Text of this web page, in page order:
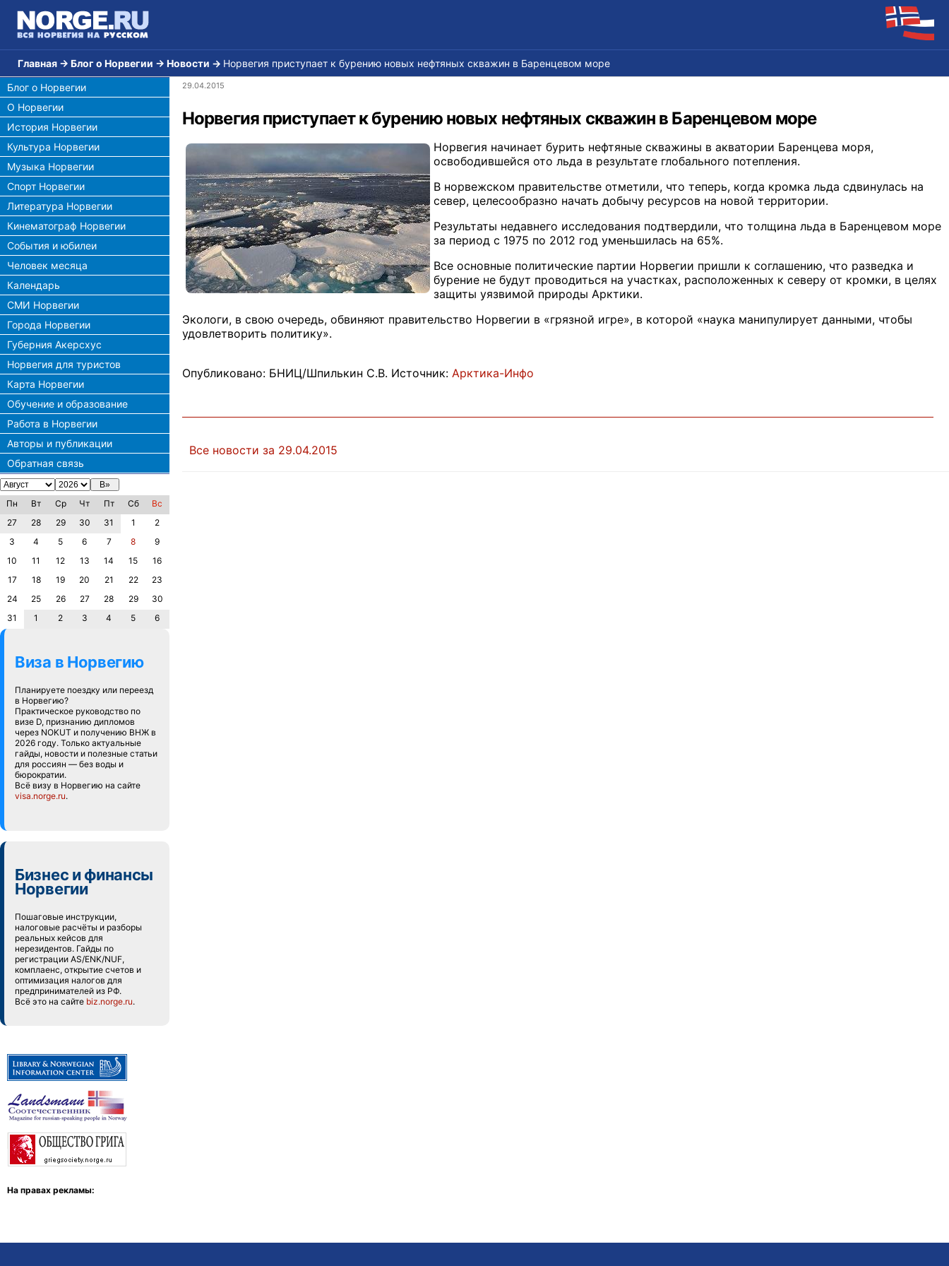
Главная → Блог о Норвегии → Новости → Норвегия приступает к бурению новых нефтяных скважин в Баренцевом море
Блог о Норвегии
О Норвегии
История Норвегии
Культура Норвегии
Музыка Норвегии
Спорт Норвегии
Литература Норвегии
Кинематограф Норвегии
События и юбилеи
Человек месяца
Календарь
СМИ Норвегии
Города Норвегии
Губерния Акерсхус
Норвегия для туристов
Карта Норвегии
Обучение и образование
Работа в Норвегии
Авторы и публикации
Обратная связь
Пн Вт Ср Чт Пт Сб
Вс
27
28 29 30 31 1
2
3
4 5 6 7 8
9
10
11 12 13 14 15
16
17
18 19 20 21 22
23
24
25 26 27 28 29
30
31
1 2 3 4 5 6
Виза в Норвегию
Планируете поездку или переезд
в Норвегию?
Практическое руководство по
визе D, признанию дипломов
через NOKUT и получению ВНЖ в
2026 году. Только актуальные
гайды, новости и полезные статьи
для россиян — без воды и
бюрократии.
Всё визу в Норвегию на сайте
visa.norge.ru.
Бизнес и финансы
Норвегии
Пошаговые инструкции,
налоговые расчёты и разборы
реальных кейсов для
нерезидентов. Гайды по
регистрации AS/ENK/NUF,
комплаенс, открытие счетов и
оптимизация налогов для
предпринимателей из РФ.
Всё это на сайте biz.norge.ru.
На правах рекламы:
29.04.2015
Норвегия приступает к бурению новых нефтяных скважин в Баренцевом море
Норвегия начинает бурить нефтяные скважины в акватории Баренцева моря,
освободившейся ото льда в результате глобального потепления.
В норвежском правительстве отметили, что теперь, когда кромка льда сдвинулась на
север, целесообразно начать добычу ресурсов на новой территории.
Результаты недавнего исследования подтвердили, что толщина льда в Баренцевом море
за период с 1975 по 2012 год уменьшилась на 65%.
Все основные политические партии Норвегии пришли к соглашению, что разведка и
бурение не будут проводиться на участках, расположенных к северу от кромки, в целях
защиты уязвимой природы Арктики.
Экологи, в свою очередь, обвиняют правительство Норвегии в «грязной игре», в которой «наука манипулирует данными, чтобы
удовлетворить политику».
Опубликовано: БНИЦ/Шпилькин С.В. Источник: Арктика-Инфо
Все новости за 29.04.2015